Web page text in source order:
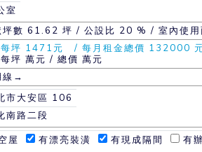
室
數 61.62 坪 / 公設比 20 % / 室內使
坪 1471元 / 每月租金總價 132000
坪 萬元 / 總價 萬元
線→
市大安區 106
南路二段
屋 有漂亮裝潢 有現成隔間 有